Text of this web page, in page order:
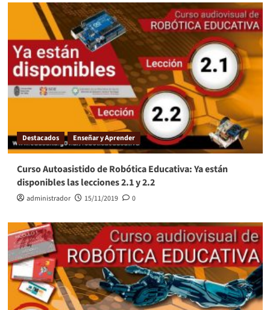
Destacados Enseñar y Aprender
Curso Autoasistido de Robótica Educativa: Ya están
disponibles las lecciones 2.1 y 2.2
administrador 15/11/2019 0